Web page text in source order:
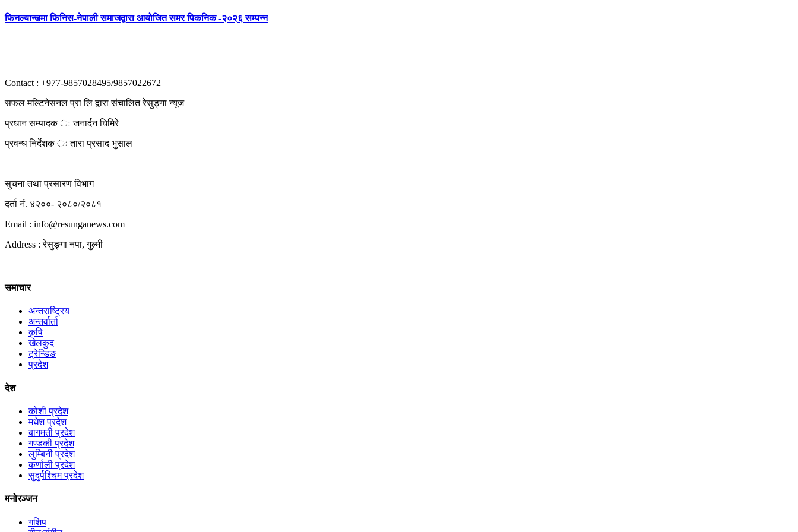
फिनल्यान्डमा फिनिस-नेपाली समाजद्वारा आयोजित समर पिकनिक -२०२६ सम्पन्न
Contact : +977-9857028495/9857022672
सफल मल्टिनेसनल प्रा लि द्वारा संचालित रेसुङ्गा न्यूज
प्रधान सम्पादक ः जनार्दन घिमिरे
प्रवन्ध निर्देशक ः तारा प्रसाद भुसाल
सुचना तथा प्रसारण विभाग
दर्ता नं. ४२००- २०८०/२०८१
Email : info@resunganews.com
Address : रेसुङ्गा नपा, गुल्मी
समाचार
अन्तराष्ट्रिय
अन्तर्वार्ता
कृषि
खेलकुद
ट्रेन्डिङ
प्रदेश
देश
कोशी प्रदेश
मधेश प्रदेश
बागमती प्रदेश
गण्डकी प्रदेश
लुम्बिनी प्रदेश
कर्णाली प्रदेश
सुदुर्पश्चिम प्रदेश
मनोरञ्जन
गशिप